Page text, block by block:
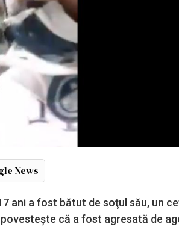
News
ani a fost bătut de soţul său, un
că a fost agresată de